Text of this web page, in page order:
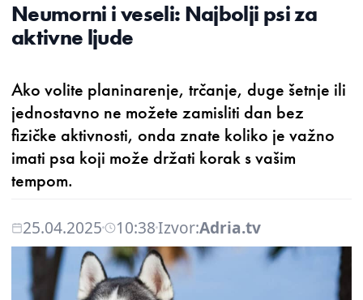
Neumorni i veseli: Najbolji psi za
aktivne ljude
Ako volite planinarenje, trčanje, duge šetnje ili
jednostavno ne možete zamisliti dan bez
fizičke aktivnosti, onda znate koliko je važno
imati psa koji može držati korak s vašim
tempom.
25.04.2025 10:38Izvor:Adria.tv